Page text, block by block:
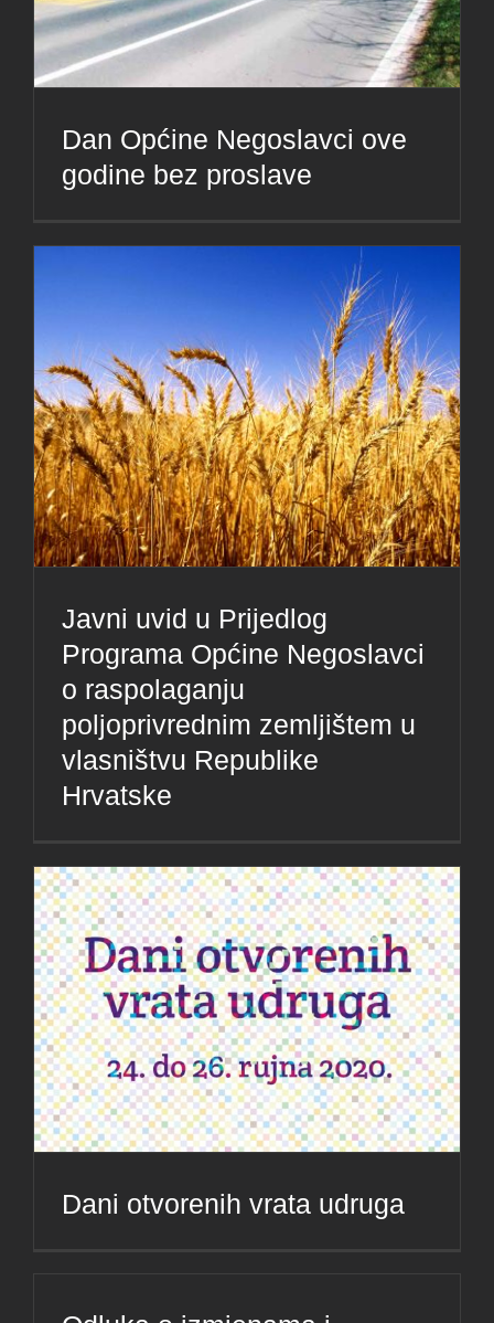
Dan Općine Negoslavci ove
godine bez proslave
Javni uvid u Prijedlog
Programa Općine Negoslavci
o raspolaganju
poljoprivrednim zemljištem u
vlasništvu Republike
Hrvatske
Dani otvorenih vrata udruga